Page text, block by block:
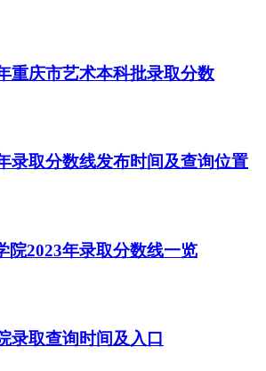
重庆市艺术本科批录取分数
录取分数线发布时间及查询位置
院2023年录取分数线一览
录取查询时间及入口